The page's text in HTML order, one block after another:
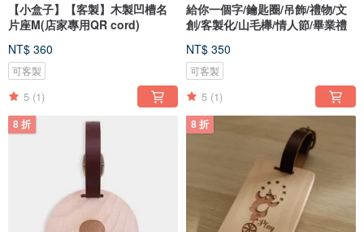
【小盒子】【客製】木製凹槽名
片座M(店家專用QR cord)
NT$ 360
可客製
5 (1)
給你一個字/鑰匙圈/吊飾/禮物/文
創/客製化/山毛櫸/情人節/畢業禮
NT$ 350
可客製
5 (1)
8 折 8 折